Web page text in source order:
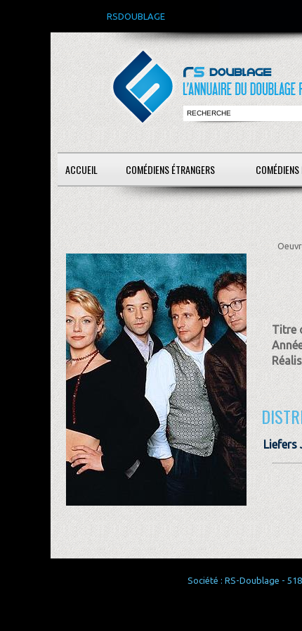
RSDOUBLAGE
ACCUEIL COMÉDIENS ÉTRANGERS
Titre
Liefers
Société : RS-Doublage -